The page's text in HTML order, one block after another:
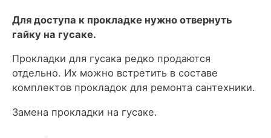
Для доступа к прокладке нужно отвернуть
гайку на гусаке.
Прокладки для гусака редко продаются
отдельно. Их можно встретить в составе
комплектов прокладок для ремонта сантехники.
Замена прокладки на гусаке.